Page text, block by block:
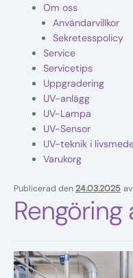
Om oss
Användarvillkor
Sekretesspolicy
Service
Servicetips
Uppgradering
UV-anlägg
UV-Lampa
UV-Sensor
UV-teknik i
Varukorg
Publicerad den24.03.2025 av
Rengöring